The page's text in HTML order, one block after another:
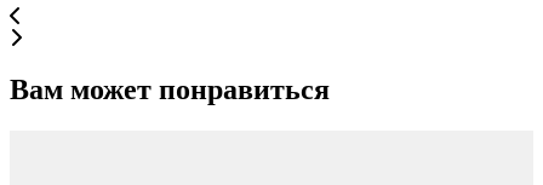
Вам может понравиться